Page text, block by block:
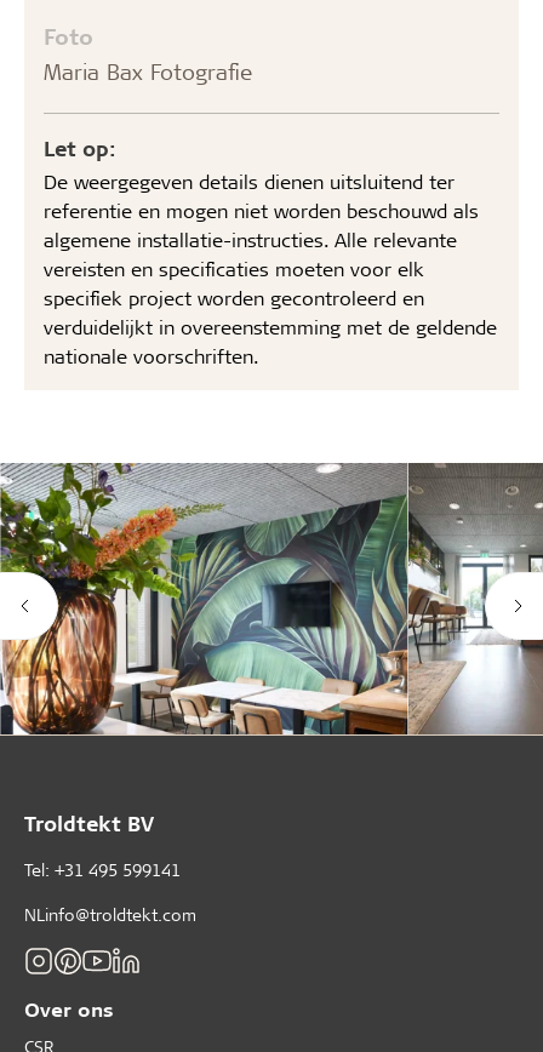
Foto
Maria Bax Fotografie
Let op:
De weergegeven details dienen uitsluitend ter
referentie en mogen niet worden beschouwd als
algemene installatie-instructies. Alle relevante
vereisten en specificaties moeten voor elk
specifiek project worden gecontroleerd en
verduidelijkt in overeenstemming met de geldende
nationale voorschriften.
Troldtekt BV
Tel: +31 495 599141
NLinfo@troldtekt.com
Over ons
CSR